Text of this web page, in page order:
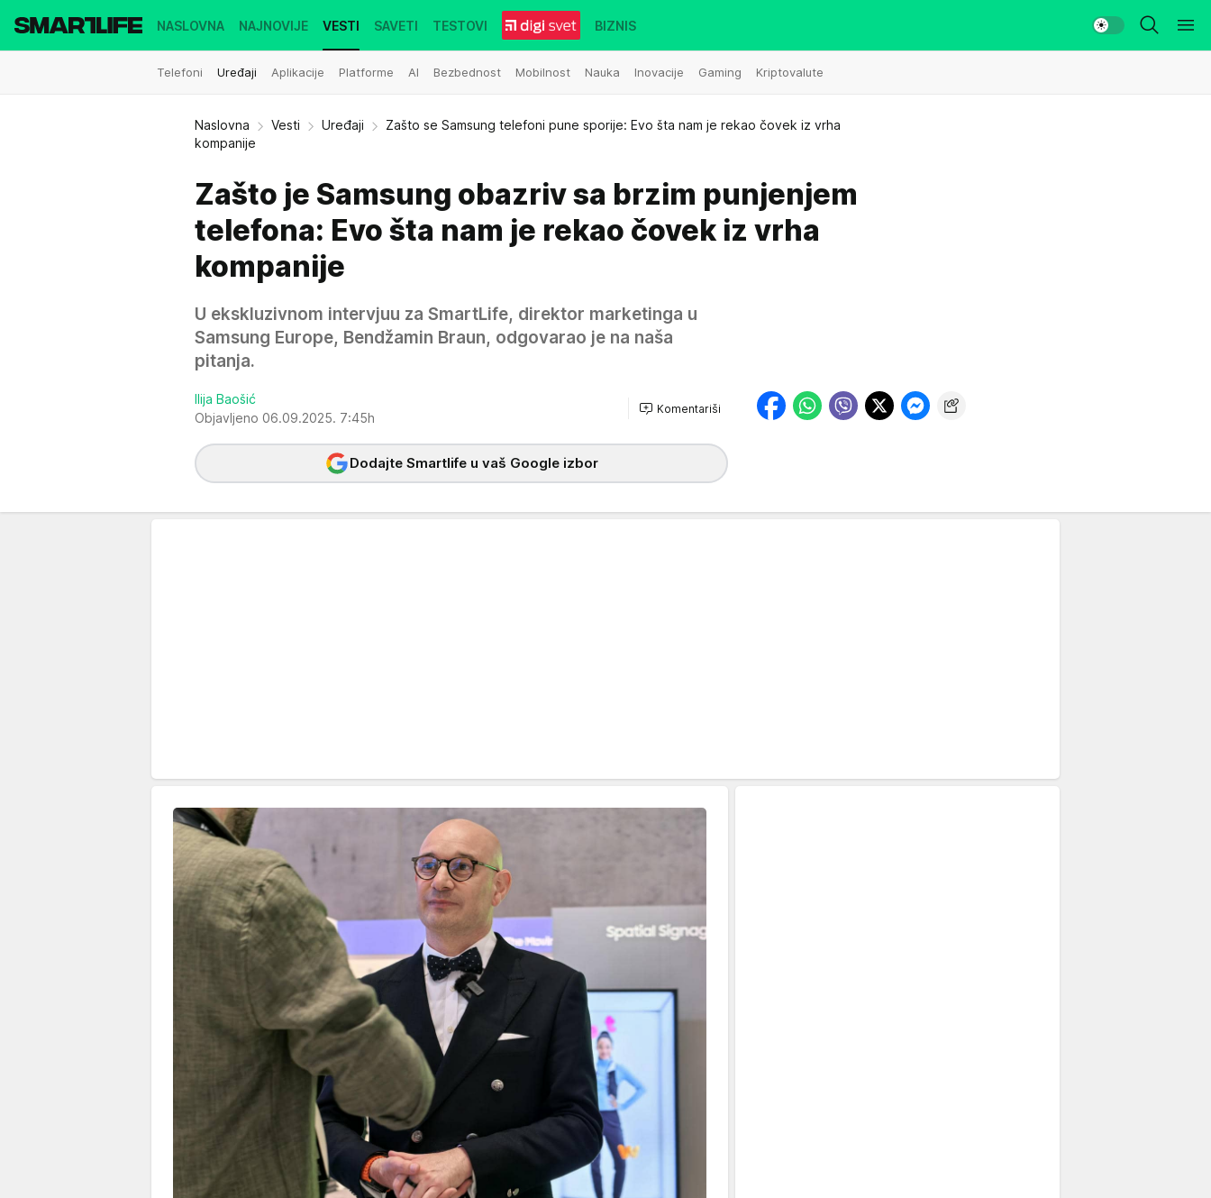
NASLOVNA NAJNOVIJE VESTI
Telefoni Uređaji Aplikacije Platforme AI Bezbednost Mobilnost Nauka Inovacije Gaming Kriptovalute
SAVETI TESTOVI BIZNIS
Naslovna Vesti Uređaji
Zašto se Samsung telefoni pune sporije: Evo šta nam je rekao čovek iz vrha
kompanije
Zašto je Samsung obazriv sa brzim punjenjem
telefona: Evo šta nam je rekao čovek iz vrha
kompanije
U ekskluzivnom intervjuu za SmartLife, direktor marketinga u
Samsung Europe, Bendžamin Braun, odgovarao je na naša
pitanja.
Ilija Baošić
Objavljeno 06.09.2025. 7:45h
Komentariši
Dodajte Smartlife u vaš Google izbor